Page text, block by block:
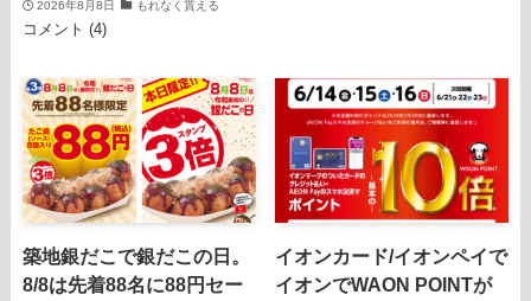
2026年8月8日 もれなく貰える
コメント (4)
築地銀だこで銀だこの日。
8/8は先着88名に88円セー
イオンカード/イオンペイで
イオンでWAON POINTが